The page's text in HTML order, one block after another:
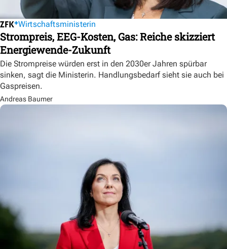
Wirtschaftsministerin
Strompreis, EEG-Kosten, Gas: Reiche skizziert
Energiewende-Zukunft
Die Strompreise würden erst in den 2030er Jahren spürbar
sinken, sagt die Ministerin. Handlungsbedarf sieht sie auch bei
Gaspreisen.
Andreas Baumer